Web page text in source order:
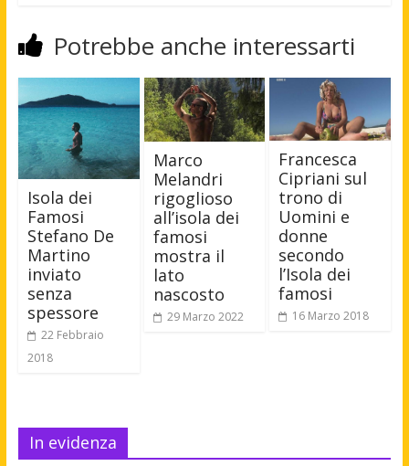
Potrebbe anche interessarti
Isola dei
Famosi
Stefano De
Martino
inviato
senza
spessore
22 Febbraio
2018
Marco
Melandri
rigoglioso
all’isola dei
famosi
mostra il
lato
nascosto
29 Marzo 2022
Francesca
Cipriani sul
trono di
Uomini e
donne
secondo
l’Isola dei
famosi
16 Marzo 2018
In evidenza